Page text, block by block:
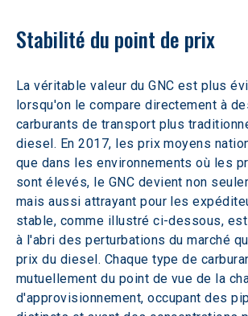
Stabilité du point de prix
La véritable valeur du GNC est plus
lorsqu'on le compare directement à
carburants de transport plus
diesel. En 2017, les prix moyens
que dans les environnements où les
sont élevés, le GNC devient non
mais aussi attrayant pour les
stable, comme illustré ci-dessous,
à l'abri des perturbations du marché
prix du diesel. Chaque type de
mutuellement du point de vue de la
d'approvisionnement, occupant des